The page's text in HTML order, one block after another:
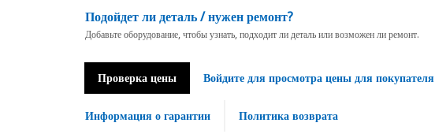
Подойдет ли деталь / нужен ремонт?
Добавьте оборудование, чтобы узнать, подходит ли деталь или возможен ли ремонт.
Проверка цены Войдите для просмотра цены для покупателя
Информация о гарантии Политика возврата